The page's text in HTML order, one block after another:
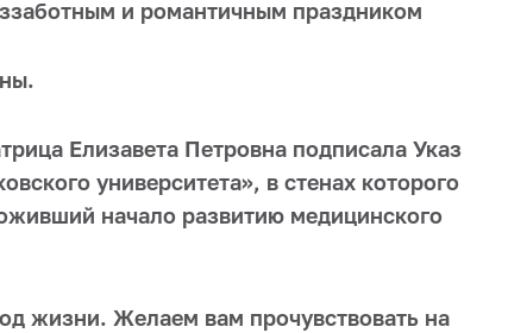
и романтичным праздником
Елизавета Петровна подписала Указ
университета», в стенах которого
начало развитию медицинского
жизни. Желаем вам прочувствовать на